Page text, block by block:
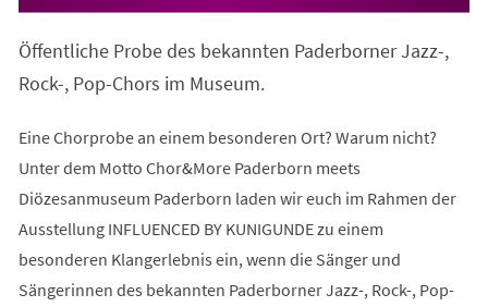
in
neuen
Tab)
Öffentliche Probe des bekannten Paderborner Jazz-,
Rock-, Pop-Chors im Museum.
Eine Chorprobe an einem besonderen Ort? Warum nicht?
Unter dem Motto Chor&More Paderborn meets
Diözesanmuseum Paderborn laden wir euch im Rahmen der
Ausstellung INFLUENCED BY KUNIGUNDE zu einem
besonderen Klangerlebnis ein, wenn die Sänger und
Sängerinnen des bekannten Paderborner Jazz-, Rock-, Pop-